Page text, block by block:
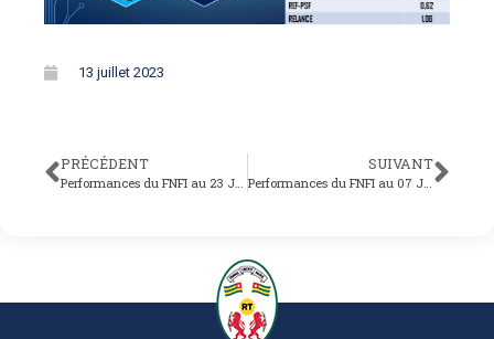
13 juillet 2023
PRÉCÉDENT
Performances du FNFI au 23 Juin 2023
SUIVANT
Performances du FNFI au 07 Juillet 2023